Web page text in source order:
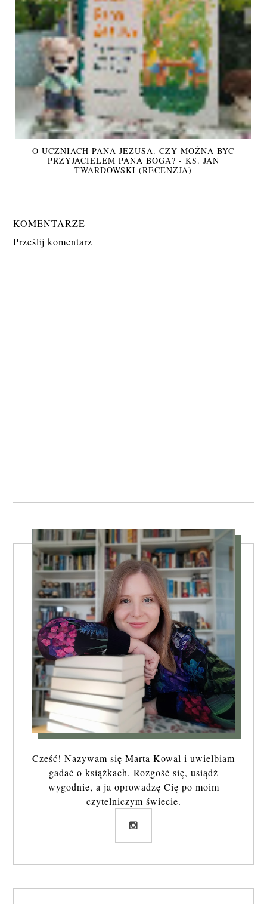
O UCZNIACH PANA JEZUSA. CZY MOŻNA BYĆ
PRZYJACIELEM PANA BOGA? - KS. JAN
TWARDOWSKI (RECENZJA)
KOMENTARZE
Prześlij komentarz
Cześć! Nazywam się Marta Kowal i uwielbiam
gadać o książkach. Rozgość się, usiądź
wygodnie, a ja oprowadzę Cię po moim
czytelniczym świecie.